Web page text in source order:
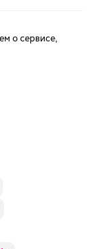
о сервисе,